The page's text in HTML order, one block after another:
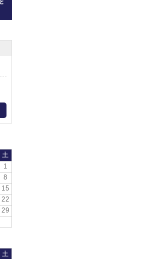
土
1
8
15
22
29
土